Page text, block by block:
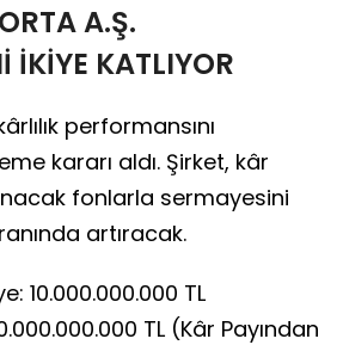
A.Ş.
İKİYE KATLIYOR
performansını
kararı aldı. Şirket, kâr
fonlarla sermayesini
artıracak.
10.000.000.000 TL
TL (Kâr Payından